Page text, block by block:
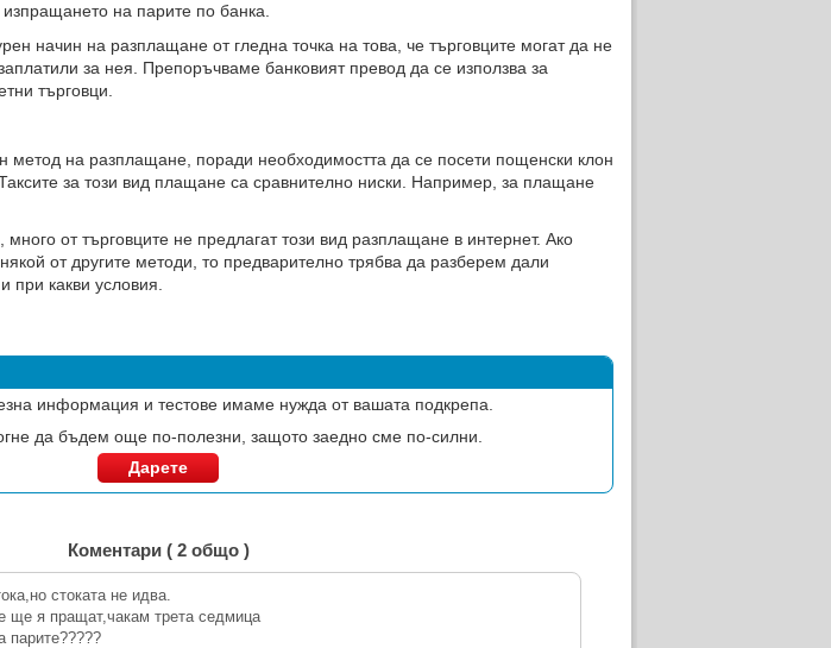
на парите по банка.
начин на разплащане от гледна точка на това, че търговците могат да не
за нея. Препоръчваме банковият превод да се използва за
търговци.
метод на разплащане, поради необходимостта да се посети пощенски клон
за този вид плащане са сравнително ниски. Например, за плащане
от търговците не предлагат този вид разплащане в интернет. Ако
от другите методи, то предварително трябва да разберем дали
при какви условия.
информация и тестове имаме нужда от вашата подкрепа.
да бъдем още по-полезни, защото заедно сме по-силни.
Дарете
Коментари ( 2 общо )
стоката не идва.
ще я пращат,чакам трета седмица
парите?????